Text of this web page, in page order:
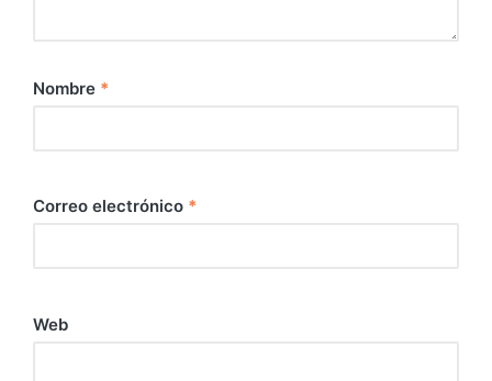
Nombre *
Correo electrónico *
Web